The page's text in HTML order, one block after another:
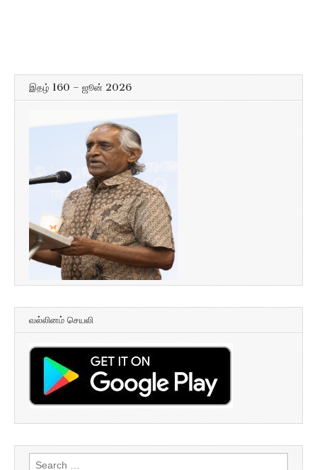
இதழ் 160 – ஜூன் 2026
வல்லினம் செயலி
Search